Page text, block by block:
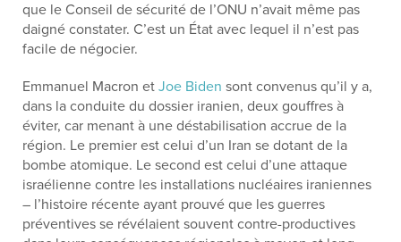
que le Conseil de sécurité de l’ONU n’avait même pas
daigné constater. C’est un État avec lequel il n’est pas
facile de négocier.
Emmanuel Macron et Joe Biden sont convenus qu’il y a,
dans la conduite du dossier iranien, deux gouffres à
éviter, car menant à une déstabilisation accrue de la
région. Le premier est celui d’un Iran se dotant de la
bombe atomique. Le second est celui d’une attaque
israélienne contre les installations nucléaires iraniennes
– l’histoire récente ayant prouvé que les guerres
préventives se révélaient souvent contre-productives